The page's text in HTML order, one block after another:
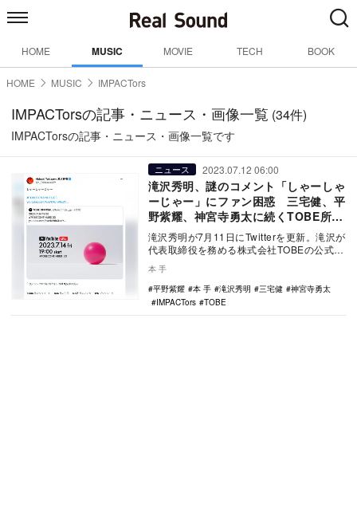
HOME MUSIC MOVIE TECH BOOK
HOME MUSIC IMPACTors
IMPACTorsの記事・ニュース・画像一覧 (34件)
IMPACTorsの記事・ニュース・画像一覧です
ニュース 2023.07.12 06:00
滝沢秀明、謎のコメント「しゃーしゃ
ーじゃー」にファン困惑 三宅健、平
野紫耀、神宮寺勇太に続くTOBE所属
はIMPACTors？
滝沢秀明が7月11日にTwitterを更新。滝沢が
代表取締役を務める株式会社TOBEの公式
Twitterが「2023.07.14…
本 手
平野紫耀
本 手 滝沢秀明 三宅健
神宮寺勇太
IMPACTors
TOBE